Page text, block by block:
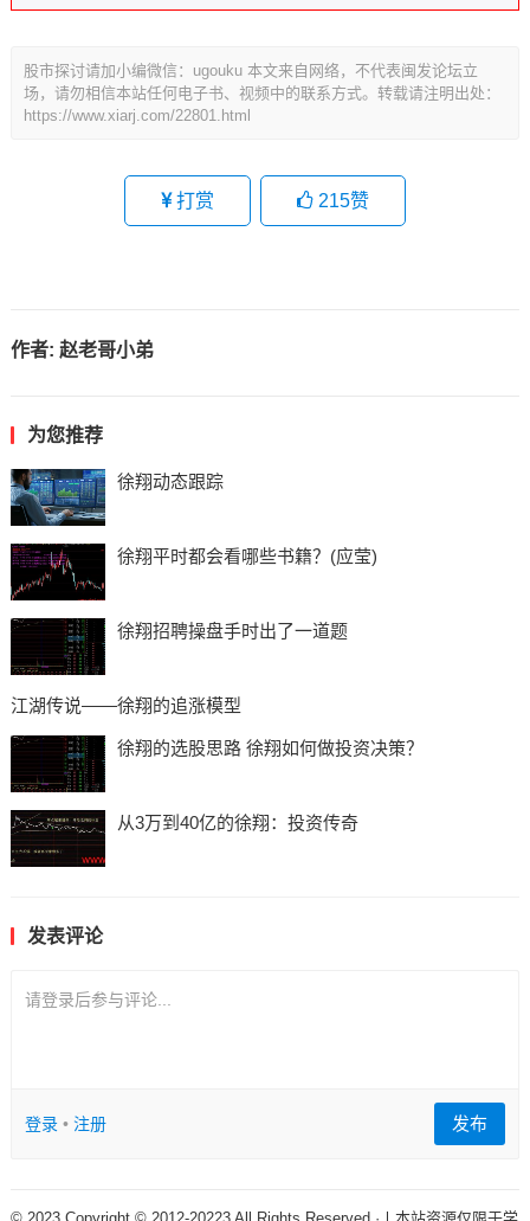
股市探讨请加小编微信：ugouku 本文来自网络，不代表闽发论坛立
场，请勿相信本站任何电子书、视频中的联系方式。转载请注明出处：
https://www.xiarj.com/22801.html
打赏 215赞
作者: 赵老哥小弟
为您推荐
徐翔动态跟踪
徐翔平时都会看哪些书籍？(应莹)
徐翔招聘操盘手时出了一道题
江湖传说——徐翔的追涨模型
徐翔的选股思路 徐翔如何做投资决策？
从3万到40亿的徐翔：投资传奇
发表评论
请登录后参与评论...
登录• 注册 发布